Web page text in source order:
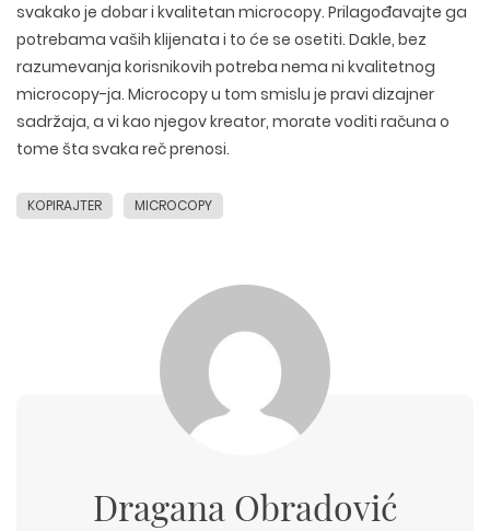
svakako je dobar i kvalitetan microcopy. Prilagođavajte ga
potrebama vaših klijenata i to će se osetiti. Dakle, bez
razumevanja korisnikovih potreba nema ni kvalitetnog
microcopy-ja. Microcopy u tom smislu je pravi dizajner
sadržaja, a vi kao njegov kreator, morate voditi računa o
tome šta svaka reč prenosi.
KOPIRAJTER MICROCOPY
Dragana Obradović